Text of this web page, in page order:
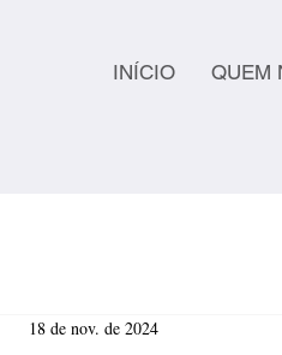
INÍCIO QUEM
18 de nov. de 2024